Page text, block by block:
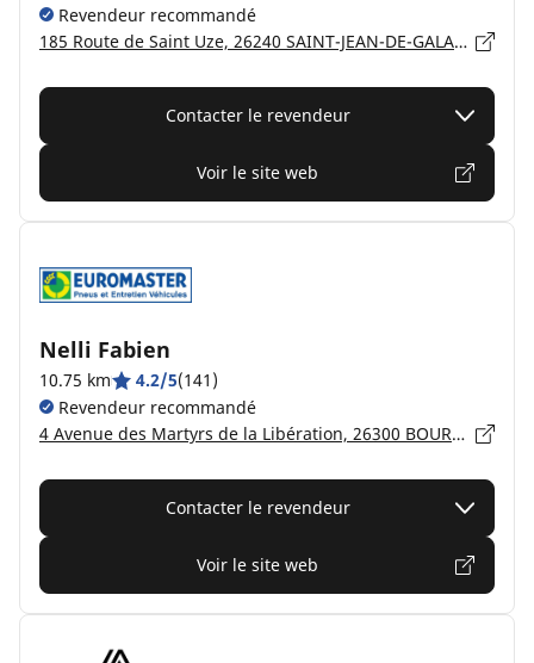
Revendeur recommandé
185 Route de Saint Uze, 26240 SAINT-JEAN-DE-GALAURE
Contacter le revendeur
Voir le site web
Nelli Fabien
10.75 km 4.2/5(141)
Revendeur recommandé
4 Avenue des Martyrs de la Libération, 26300 BOURG DE PÉAGE
Contacter le revendeur
Voir le site web